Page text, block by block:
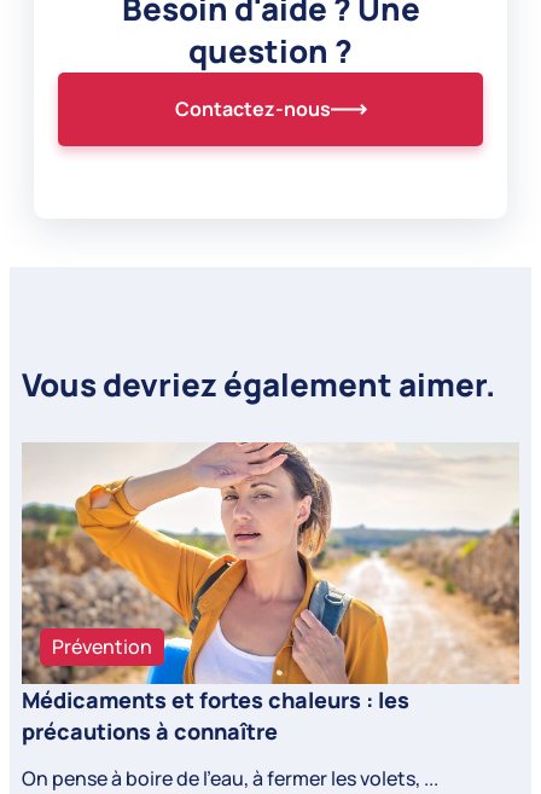
question ?
Contactez-nous
Vous devriez également aimer.
Prévention
Médicaments et fortes chaleurs : les
précautions à connaître
On pense à boire de l’eau, à fermer les volets, ...